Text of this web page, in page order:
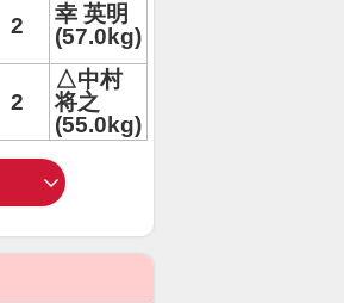
2
幸 英明
(57.0kg)
2
△中村
将之
(55.0kg)